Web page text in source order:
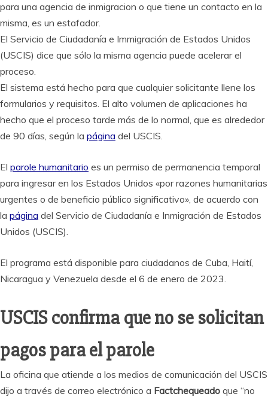
para una agencia de inmigracion o que tiene un contacto en la
misma, es un estafador.
El Servicio de Ciudadanía e Immigración de Estados Unidos
(USCIS) dice que sólo la misma agencia puede acelerar el
proceso.
El sistema está hecho para que cualquier solicitante llene los
formularios y requisitos. El alto volumen de aplicaciones ha
hecho que el proceso tarde más de lo normal, que es alrededor
de 90 días, según la página del USCIS.
El parole humanitario es un permiso de permanencia temporal
para ingresar en los Estados Unidos «por razones humanitarias
urgentes o de beneficio público significativo», de acuerdo con
la página del Servicio de Ciudadanía e Inmigración de Estados
Unidos (USCIS).
El programa está disponible para ciudadanos de Cuba, Haití,
Nicaragua y Venezuela desde el 6 de enero de 2023.
USCIS confirma que no se solicitan
pagos para el parole
La oficina que atiende a los medios de comunicación del USCIS
dijo a través de correo electrónico a Factchequeado que “no